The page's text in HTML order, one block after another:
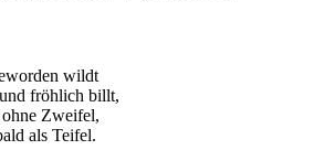
wildt
fröhlich billt,
Zweifel,
als Teifel.